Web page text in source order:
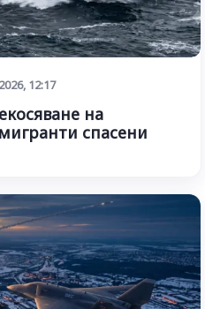
12:17
на
спасени